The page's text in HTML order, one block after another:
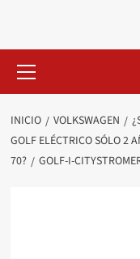
contenido
primario
INICIO VOLKSWAGEN
GOLF ELÉCTRICO SÓLO 2
70?
GOLF-I-